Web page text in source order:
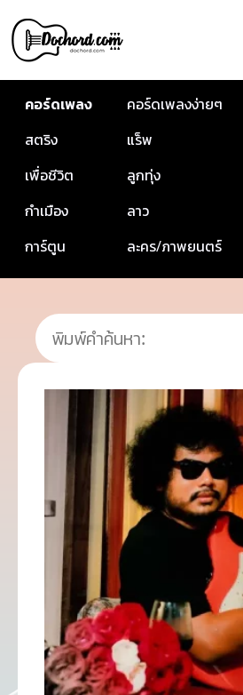
คอร์ดเพลง คอร์ดเพลงง่ายๆ
สตริง
แร็พ
เพื่อชีวิต
ลูกทุ่ง
กำเมือง
ลาว
การ์ตูน
ละคร/ภาพยนตร์